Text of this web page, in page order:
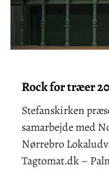
Rock for træer
Stefanskirken
samarbejde med
Nørrebro
Tagtomat.dk –